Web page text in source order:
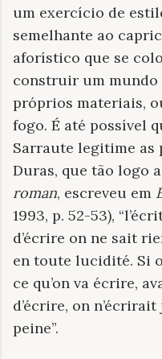
um exercício de
semelhante ao
aforístico que se
construir um mundo
próprios materiais,
fogo. É até possível
Sarraute legitime as
Duras, que tão logo
roman, escreveu em
1993, p. 52-53),
d’écrire on ne sait
en toute lucidité. Si
ce qu’on va écrire,
d’écrire, on
peine”.